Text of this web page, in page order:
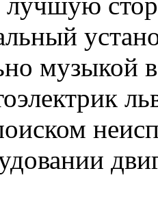
музыкой